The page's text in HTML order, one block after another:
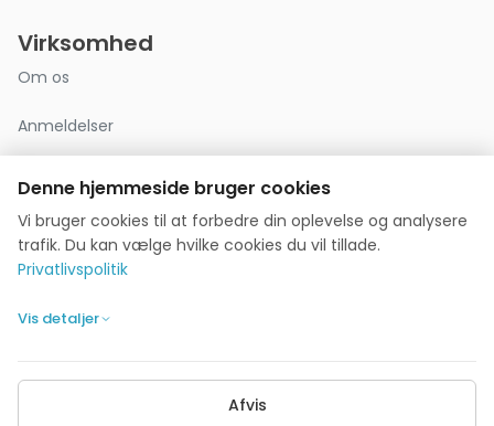
Virksomhed
Om os
Anmeldelser
Privatlivspolitik
Cookie-indstillinger
Bedst betalte jobs
Denne hjemmeside bruger cookies
Vi bruger cookies til at forbedre din oplevelse og analysere
trafik. Du kan vælge hvilke cookies du vil tillade.
Privatlivspolitik
Vis detaljer
Afvis